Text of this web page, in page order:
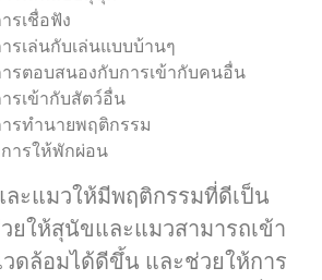
รเชื่อฟัง
รเล่นกับเล่นแบบบ้านๆ
ารตอบสนองกับการเข้ากับคนอื่น
รเข้ากับสัตว์อื่น
ารทำนายพฤติกรรม
การให้พักผ่อน
ะแมวให้มีพฤติกรรมที่ดีเป็น
ยให้สุนัขและแมวสามารถเข้า
ดล้อมได้ดีขึ้น และช่วยให้การ